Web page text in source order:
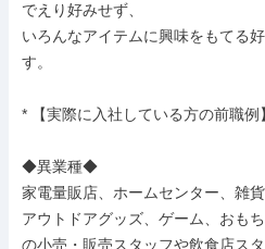
でえり好みせず、
いろんなアイテムに興味をもてる
す。
* 【実際に入社している方の前職例】
◆異業種◆
家電量販店、ホームセンター、雑
アウトドアグッズ、ゲーム、おも
の小売・販売スタッフや飲食店ス